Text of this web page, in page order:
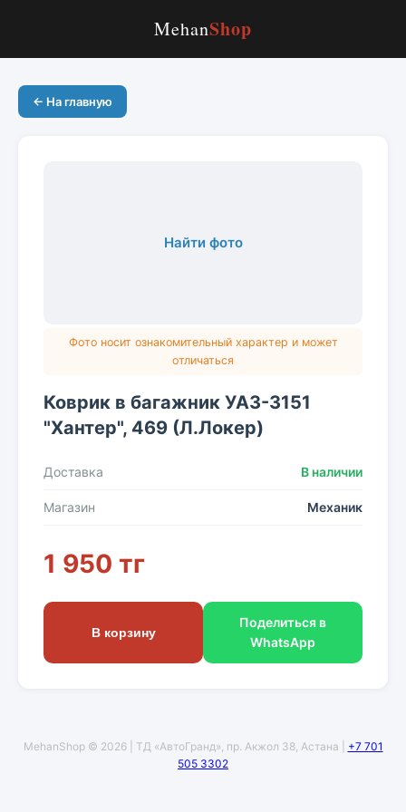
MehanShop
← На главную
Найти фото
Фото носит ознакомительный характер и может
отличаться
Коврик в багажник УАЗ-3151
"Хантер", 469 (Л.Локер)
Доставка В наличии
Магазин Механик
1 950 тг
В корзину
Поделиться в
WhatsApp
MehanShop © 2026 | ТД «АвтоГранд», пр. Акжол 38, Астана | +7 701
505 3302